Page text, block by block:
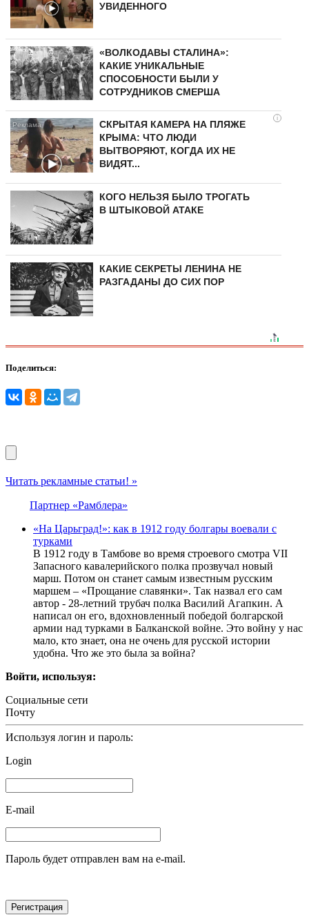
УВИДЕННОГО
«ВОЛКОДАВЫ СТАЛИНА»:
КАКИЕ УНИКАЛЬНЫЕ
СПОСОБНОСТИ БЫЛИ У
СОТРУДНИКОВ СМЕРША
i
СКРЫТАЯ КАМЕРА НА ПЛЯЖЕ
КРЫМА: ЧТО ЛЮДИ
ВЫТВОРЯЮТ, КОГДА ИХ НЕ
ВИДЯТ...
КОГО НЕЛЬЗЯ БЫЛО ТРОГАТЬ
В ШТЫКОВОЙ АТАКЕ
КАКИЕ СЕКРЕТЫ ЛЕНИНА НЕ
РАЗГАДАНЫ ДО СИХ ПОР
Поделиться:
Читать рекламные статьи! »
Партнер «Рамблера»
«На Царьград!»: как в 1912 году болгары воевали с
турками
В 1912 году в Тамбове во время строевого смотра VІІ
Запасного кавалерийского полка прозвучал новый
марш. Потом он станет самым известным русским
маршем – «Прощание славянки». Так назвал его сам
автор - 28-летний трубач полка Василий Агапкин. А
написал он его, вдохновленный победой болгарской
армии над турками в Балканской войне. Это войну у нас
мало, кто знает, она не очень для русской истории
удобна. Что же это была за война?
Войти, используя:
Социальные сети
Почту
Используя логин и пароль:
Login
E-mail
Пароль будет отправлен вам на e-mail.